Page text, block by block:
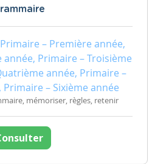
Primaire – Première année,
Primaire – Troisième
année, Primaire –
– Sixième année
mémoriser, règles, retenir